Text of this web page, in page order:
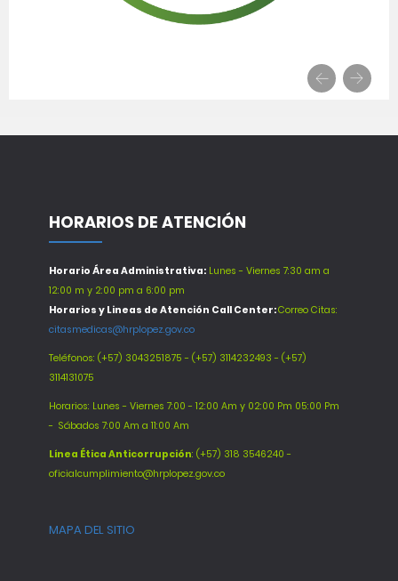
HORARIOS DE ATENCIÓN
Horario Área Administrativa: Lunes - Viernes 7:30 am a
12:00 m y 2:00 pm a 6:00 pm
Horarios y Lineas de Atención Call Center:Correo Citas:
citasmedicas@hrplopez.gov.co
Teléfonos: (+57) 3043251875 - (+57) 3114232493 - (+57)
3114131075
Horarios: Lunes - Viernes 7:00 - 12:00 Am y 02:00 Pm 05:00 Pm
- Sábados 7:00 Am a 11:00 Am
Línea Ética Anticorrupción: (+57) 318 3546240 -
oficialcumplimiento@hrplopez.gov.co
MAPA DEL SITIO